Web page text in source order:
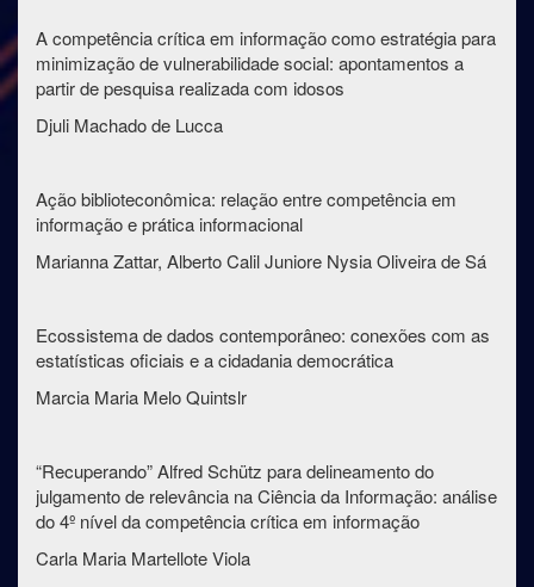
A competência crítica em informação como estratégia para
minimização de vulnerabilidade social: apontamentos a
partir de pesquisa realizada com idosos
Djuli Machado de Lucca
Ação biblioteconômica: relação entre competência em
informação e prática informacional
Marianna Zattar, Alberto Calil Juniore Nysia Oliveira de Sá
Ecossistema de dados contemporâneo: conexões com as
estatísticas oficiais e a cidadania democrática
Marcia Maria Melo Quintslr
“Recuperando” Alfred Schütz para delineamento do
julgamento de relevância na Ciência da Informação: análise
do 4º nível da competência crítica em informação
Carla Maria Martellote Viola